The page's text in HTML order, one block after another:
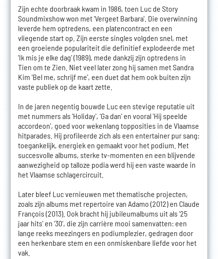
Zijn echte doorbraak kwam in 1986, toen Luc de Story
Soundmixshow won met 'Vergeet Barbara'. Die overwinning
leverde hem optredens, een platencontract en een
vliegende start op. Zijn eerste singles volgden snel, met
een groeiende populariteit die definitief explodeerde met
'Ik mis je elke dag' (1989), mede dankzij zijn optredens in
Tien om te Zien. Niet veel later zong hij samen met Sandra
Kim 'Bel me, schrijf me', een duet dat hem ook buiten zijn
vaste publiek op de kaart zette.
In de jaren negentig bouwde Luc een stevige reputatie uit
met nummers als 'Holiday', 'Ga dan' en vooral 'Hij speelde
accordeon', goed voor wekenlang topposities in de Vlaamse
hitparades. Hij profileerde zich als een entertainer pur sang:
toegankelijk, energiek en gemaakt voor het podium. Met
succesvolle albums, sterke tv-momenten en een blijvende
aanwezigheid op talloze podia werd hij een vaste waarde in
het Vlaamse schlagercircuit.
Later bleef Luc vernieuwen met thematische projecten,
zoals zijn albums met repertoire van Adamo (2012) en Claude
François (2013). Ook bracht hij jubileumalbums uit als '25
jaar hits' en '30', die zijn carrière mooi samenvatten: een
lange reeks meezingers en podiumplezier, gedragen door
een herkenbare stem en een onmiskenbare liefde voor het
vak.